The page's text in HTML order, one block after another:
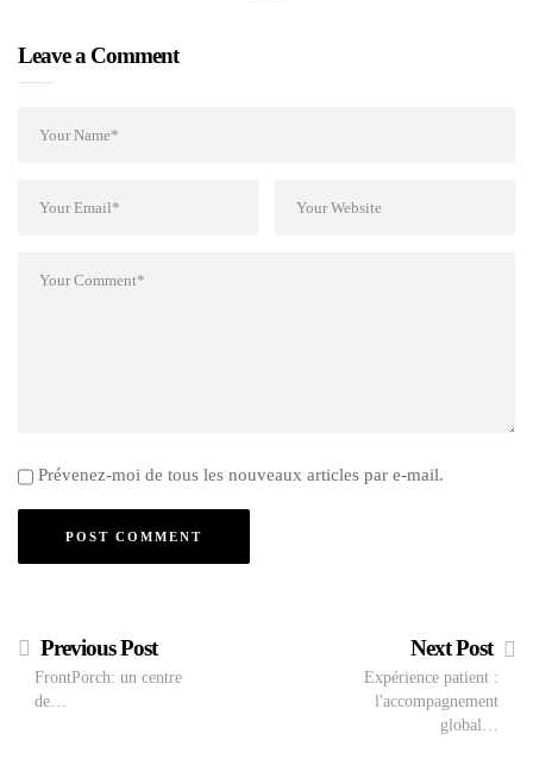
Leave a Comment
Prévenez-moi de tous les nouveaux articles par e-mail.
Previous Post
FrontPorch: un centre
de…
Next Post
Expérience patient :
l'accompagnement
global…